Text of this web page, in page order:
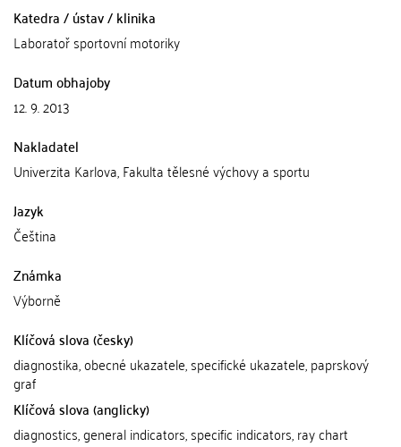
Katedra / ústav / klinika
Laboratoř sportovní motoriky
Datum obhajoby
12. 9. 2013
Nakladatel
Univerzita Karlova, Fakulta tělesné výchovy a sportu
Jazyk
Čeština
Známka
Výborně
Klíčová slova (česky)
diagnostika, obecné ukazatele, specifické ukazatele, paprskový
graf
Klíčová slova (anglicky)
diagnostics, general indicators, specific indicators, ray chart